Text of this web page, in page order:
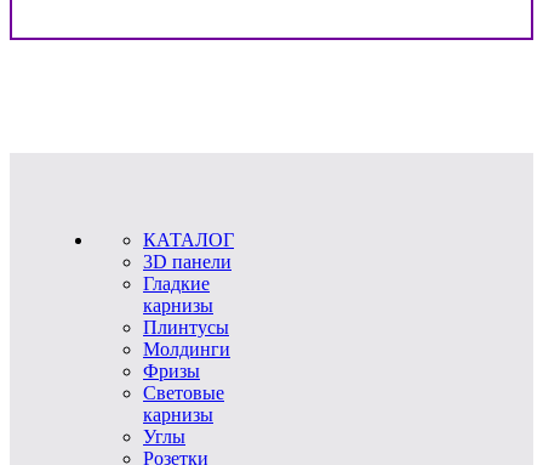
КАТАЛОГ
3D панели
Гладкие
карнизы
Плинтусы
Молдинги
Фризы
Световые
карнизы
Углы
Розетки